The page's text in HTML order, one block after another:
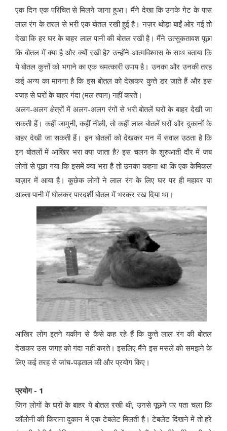
एक दिन एक परिचित से मिलने जाना हुआ। मैंने देखा कि उनके गेट के पास
लाल रंग के तरल से भरी एक बोतल रखी हुई है। नज़र थोड़ा बाईं ओर गई तो
देखा कि हर घर के बाहर लाल पानी की बोतल रखी है। मैंने उत्सुकतावश पूछा
कि बोतल में क्या है और क्यों रखी है? उन्होंने आत्मविश्वास के साथ बताया कि
ये बोतल कुत्तों को भगाने का एक चमत्कारी उपाय है। उनका और उनकी तरह
कई अन्य का मानना है कि इस बोतल को देखकर कुत्ते डर जाते हैं और इस
वजह से घरों के बाहर गंदा (मल त्याग) नहीं करते।
अलग-अलग क्षेत्रों में अलग-अलग रंगों से भरी बोतलें घरों के बाहर देखी जा
सकती हैं। कहीं जामुनी, कहीं नीली, तो कहीं लाल बोतलें घरों और दुकानों के
बाहर देखी जा सकती हैं। इन बोतलों को देखकर मन में सवाल उठता है कि
इन बोतलों में आखिर भरा क्या जाता है? इस चलन के शुरुआती दौर में जब
लोगों से पूछा गया कि इसमें क्या भरा है तो उनका कहना था कि एक केमिकल
बाज़ार में आया है। कुछेक लोगों ने लाल रंग के लिए घर पर ही महावर या
आल्ता पानी में घोलकर पारदर्शी बोतल में भरकर रख दिया था।
आखिर लोग इतने यकीन से कैसे कह रहे हैं कि कुत्ते लाल रंग की बोतल
देखकर उस जगह को गंदा नहीं करते। इसलिए मैंने इस मसले को समझने के
लिए कई तरह से जांच-पड़ताल की और प्रयोग किए।
प्रयोग - 1
जिन लोगों के घरों के बाहर ये बोतल रखी थी, उनसे पूछने पर पता चला कि
कॉलोनी की किराना दुकान में एक टेबलेट मिलती है। टेबलेट दिखने में तो हरे